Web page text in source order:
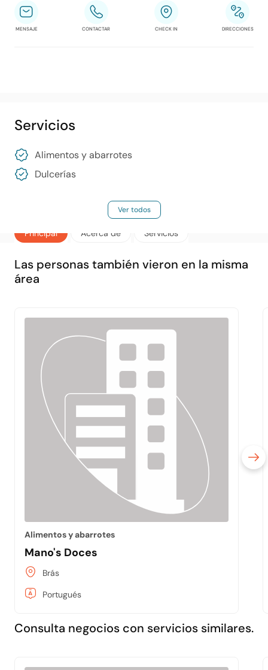
MENSAJE CONTACTAR CHECK IN DIRECCIONES
Principal Acerca de Servicios
Servicios
Alimentos y abarrotes
Dulcerías
Ver todos
Las personas también vieron en la misma
área
Alimentos y abarrotes
Mano's Doces
Brás
Portugués
Consulta negocios con servicios similares.